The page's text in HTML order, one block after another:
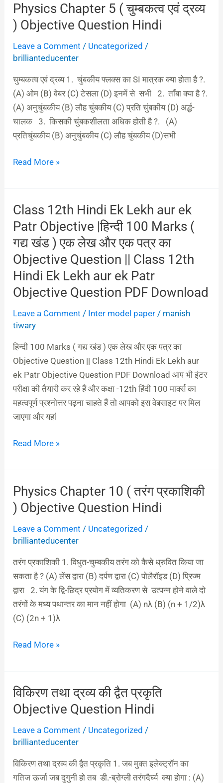
)
Objective
Question
Hindi
Physics Chapter 5 ( चुम्बकत्व एवं द्रव्य
) Objective Question Hindi
Leave a Comment / Uncategorized /
brillianteducenter
चुम्बकत्व एवं द्रव्य 1. चुंबकीय फ्लक्स का SI मात्रक क्या होता है ?.
(A) ओम (B) वेबर (C) टेसला (D) इनमें से सभी 2. ताँबा क्या है ?.
(A) अनुचुंबकीय (B) लौह चुंबकीय (C) प्रति चुंबकीय (D) अर्द्ध-
चालक 3. किसकी चुंबकशीलता अधिक होती है ?. (A)
प्रतिचुंबकीय (B) अनुचुंबकीय (C) लौह चुंबकीय (D)सभी
Physics
Chapter
5
(
चुम्बकत्व
एवं
द्रव्य
)
Objective
Question
Read More »
Class 12th Hindi Ek Lekh aur ek
Patr Objective |हिन्दी 100 Marks (
गद्य खंड ) एक लेख और एक पत्र का
Objective Question || Class 12th
Hindi Ek Lekh aur ek Patr
Objective Question PDF Download
Leave a Comment / Inter model paper / manish
tiwary
हिन्दी 100 Marks ( गद्य खंड ) एक लेख और एक पत्र का
Objective Question || Class 12th Hindi Ek Lekh aur
ek Patr Objective Question PDF Download आप भी इंटर
परीक्षा की तैयारी कर रहे हैं और कक्षा -12th हिंदी 100 मार्क्स का
महत्वपूर्ण प्रश्नोत्तर पढ़ना चाहते हैं तो आपको इस वेबसाइट पर मिल
जाएगा और यहां
Class
12th
Ek
Lekh
aur
ek
Objective
हिन्दी
100
Marks
(
गद्य
खंड
एक
एक
पत्र
का
Objective
Question
||
Class
12th
Hindi
Ek
aur
Objective
Question
PDF
Download
Read More »
Physics Chapter 10 ( तरंग प्रकाशिकी
) Objective Question Hindi
Leave a Comment / Uncategorized /
brillianteducenter
तरंग प्रकाशिकी 1. विधुत-चुम्बकीय तरंग को कैसे ध्रुवित किया जा
सकता है ? (A) लेंस द्वारा (B) दर्पण द्वारा (C) पोलैरॉइड (D) प्रिज्म
द्वारा 2. यंग के द्वि-छिद्र प्रयोग में व्यतिकरण से उत्पन्न होने वाले दो
तरंगों के मध्य पथान्तर का मान नहीं होगा (A) nλ (B) (n + 1/2)λ
(C) (2n + 1)λ
Physics
Chapter
10
(
तरंग
प्रकाशिकी
)
Objective
Question
Hindi
Read More »
विकिरण तथा द्रव्य की द्वैत प्रकृति
Objective Question Hindi
Leave a Comment / Uncategorized /
brillianteducenter
विकिरण तथा द्रव्य की द्वैत प्रकृति 1. जब मुक्त इलेक्ट्रॉन का
गतिज ऊर्जा जब दुगुनी हो तब डी.-ब्रोग्ली तरंगदैर्घ्य क्या होगा : (A)
विकिरण
तथा
की
द्वैत
प्रकृति
Objective